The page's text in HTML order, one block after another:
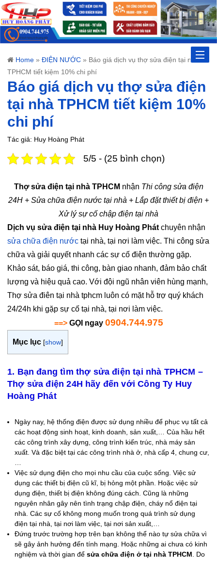
Toggle
Home » ĐIỆN NƯỚC » Báo giá dịch vụ thợ sửa điện tại nhà
TPHCM tiết kiệm 10% chi phí
Báo giá dịch vụ thợ sửa điện
tại nhà TPHCM tiết kiệm 10%
chi phí
Tác giả: Huy Hoàng Phát
5/5 - (25 bình chọn)
Thợ sửa điện tại nhà TPHCM nhận Thi công sửa điện
24H + Sửa chữa điện nước tại nhà + Lắp đặt thiết bị điện +
Xử lý sự cố chập điện tại nhà
Dịch vụ sửa điện tại nhà Huy Hoàng Phát chuyên nhận
sửa chữa điện nước tại nhà, tại nơi làm việc. Thi công sửa
chữa và giải quyết nhanh các sự cố điện thường gặp.
Khảo sát, báo giá, thi công, bàn giao nhanh, đảm bảo chất
lượng và hiệu quả cao. Với đội ngũ nhân viên hùng mạnh,
Thợ sửa điên tại nhà tphcm luôn có mặt hỗ trợ quý khách
24/24h khi gặp sự cố tại nhà, tại nơi làm việc.
==> GỌI ngay 0904.744.975
Mục lục [show]
1. Bạn đang tìm thợ sửa điện tại nhà TPHCM –
Thợ sửa điện 24H hãy đến với Công Ty Huy
Hoàng Phát
Ngày nay, hệ thống điện được sử dụng nhiều để phục vụ tất cả
các hoạt động sinh hoạt, kinh doanh, sản xuất,… Của hầu hết
các công trình xây dựng, công trình kiến trúc, nhà máy sản
xuất. Và đặc biệt tại các công trình nhà ở, nhà cấp 4, chung cư,
Việc sử dụng điện cho mọi nhu cầu của cuộc sống. Việc sử
dụng các thiết bị điện cũ kĩ, bị hỏng một phần. Hoặc việc sử
dụng điện, thiết bị điện không đúng cách. Cũng là những
nguyên nhân gây nên tình trạng chập điện, cháy nổ điện tại
nhà. Các sự cố không mong muốn trong quá trình sử dụng
điện tại nhà, tại nơi làm việc, tại nơi sản xuất,…
Đứng trước trường hợp trên bạn không thể nào tự sửa chữa vì
sẽ gây ảnh hưởng đến tính mạng. Hoặc những ai chưa có kinh
nghiệm và thời gian để sửa chữa điện ở tại nhà TPHCM . Do